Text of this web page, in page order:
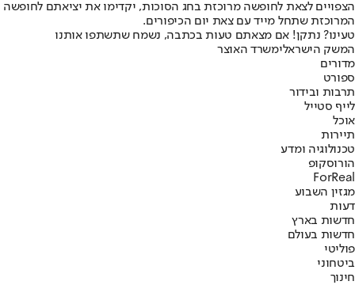
הצפויים לצאת לחופשה מרוכזת בחג הסוכות, יקדימו את יציאתם לחופשה
המרוכזת שתחל מייד עם צאת יום הכיפורים.
טעינו? נתקן! אם מצאתם טעות בכתבה, נשמח שתשתפו אותנו
המשק הישראלימשרד האוצר
מדורים
ספורט
תרבות ובידור
לייף סטייל
אוכל
תיירות
טכנולוגיה ומדע
הורוסקופ
ForReal
מגזין השבוע
דעות
חדשות בארץ
חדשות בעולם
פוליטי
ביטחוני
חינוך